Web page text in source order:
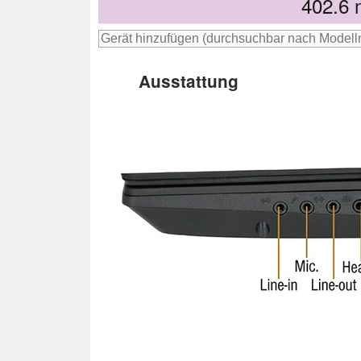
402.6
Ausstattung